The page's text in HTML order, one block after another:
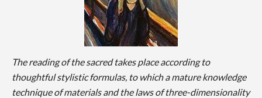
The reading of the sacred takes place according to
thoughtful stylistic formulas, to which a mature knowledge
technique of materials and the laws of three-dimensionality